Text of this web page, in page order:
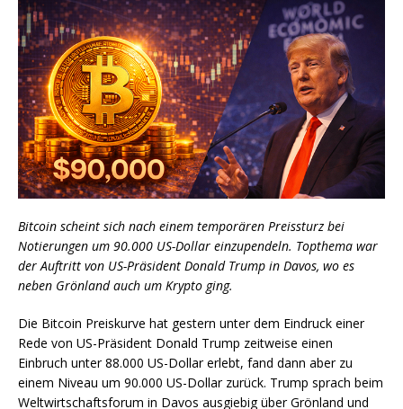
Bitcoin scheint sich nach einem temporären Preissturz bei
Notierungen um 90.000 US-Dollar einzupendeln. Topthema war
der Auftritt von US-Präsident Donald Trump in Davos, wo es
neben Grönland auch um Krypto ging.
Die Bitcoin Preiskurve hat gestern unter dem Eindruck einer
Rede von US-Präsident Donald Trump zeitweise einen
Einbruch unter 88.000 US-Dollar erlebt, fand dann aber zu
einem Niveau um 90.000 US-Dollar zurück. Trump sprach beim
Weltwirtschaftsforum in Davos ausgiebig über Grönland und